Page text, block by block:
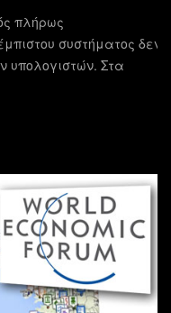
πλήρως
συστήματος δεν
υπολογιστών. Στα